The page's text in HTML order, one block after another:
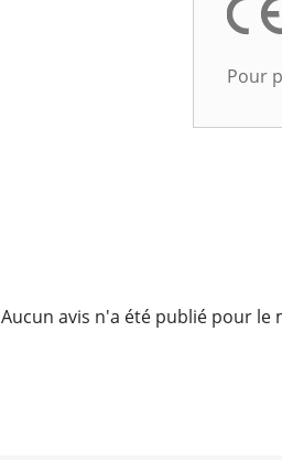
Pour
Aucun avis n'a été publié pour le